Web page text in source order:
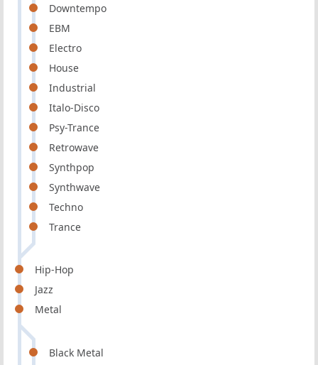
Downtempo
EBM
Electro
House
Industrial
Italo-Disco
Psy-Trance
Retrowave
Synthpop
Synthwave
Techno
Trance
Hip-Hop
Jazz
Metal
Black Metal